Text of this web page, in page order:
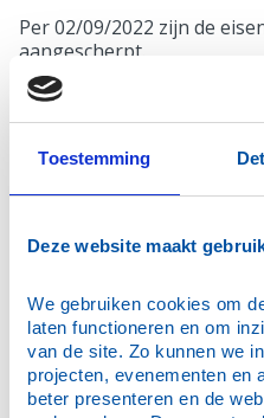
Toestemming
Deze website maakt
We gebruiken cookies om
laten functioneren en om
van de site. Zo kunnen we
projecten, evenementen en
beter presenteren en de
Per 02/09/2022 zijn de
aangescherpt.
Mocht je wachtwoord niet
inloggen automatisch een
een nieuw wachtwoord in
Inloggen
Wachtwoord*
Dit is mijn privécomputer,